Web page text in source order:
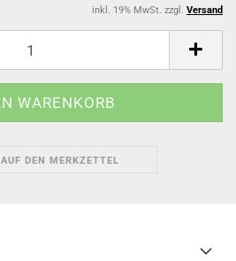
inkl. 19% MwSt. zzgl. Versand
AUF DEN MERKZETTEL